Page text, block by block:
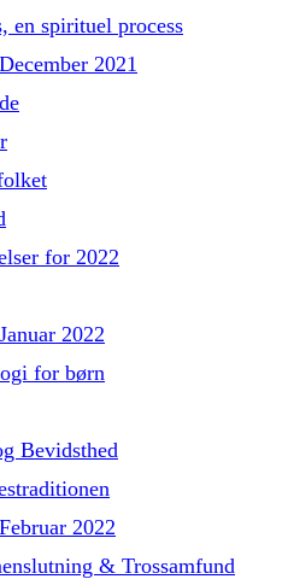
en spirituel process
2021
for 2022
2022
for børn
Bevidsthed
2022
& Trossamfund